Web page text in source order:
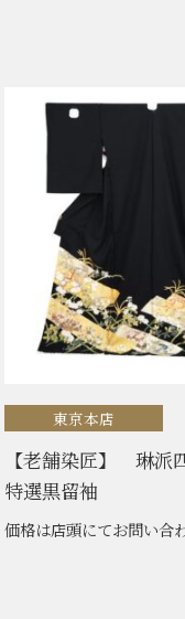
東京本店
【老舗染匠】 琳派
特選黒留袖
価格は店頭にてお問い合